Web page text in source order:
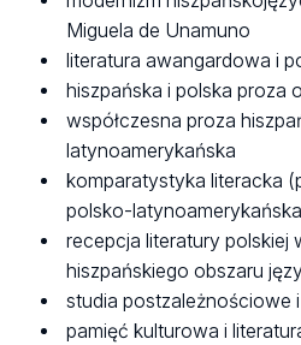
Miguela de Unamuno
literatura awangardowa i
hiszpańska i polska proza
współczesna proza
latynoamerykańska
komparatystyka literacka
polsko-
recepcja literatury polskiej
hiszpańskiego obszaru
studia postzależnościowe
pamięć kulturowa i